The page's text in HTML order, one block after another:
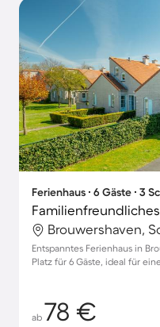
Ferienhaus ∙ 6 Gäste ∙ 3
Entspanntes Ferienhaus in
Platz für 6 Gäste, ideal für
ab 78 €